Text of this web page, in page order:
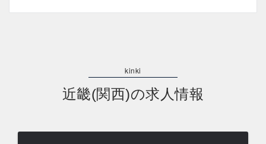
近畿(関西)の求人情報